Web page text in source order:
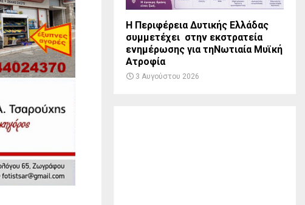
Η Περιφέρεια Δυτικής Ελλάδας
συμμετέχει στην εκστρατεία
ενημέρωσης για τηΝωτιαία Μυϊκή
Ατροφία
3 Αυγούστου 2026